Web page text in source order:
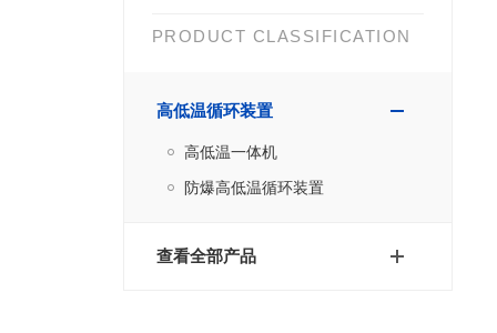
PRODUCT CLASSIFICATION
高低温循环装置
高低温一体机
防爆高低温循环装置
查看全部产品